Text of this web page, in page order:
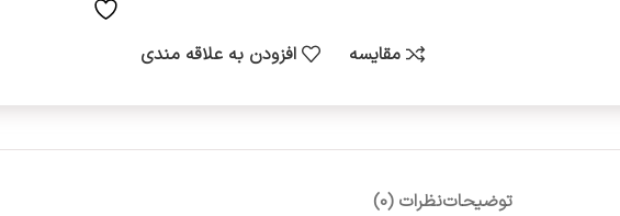
مقایسه افزودن به علاقه مندی
توضیحاتنظرات (0)